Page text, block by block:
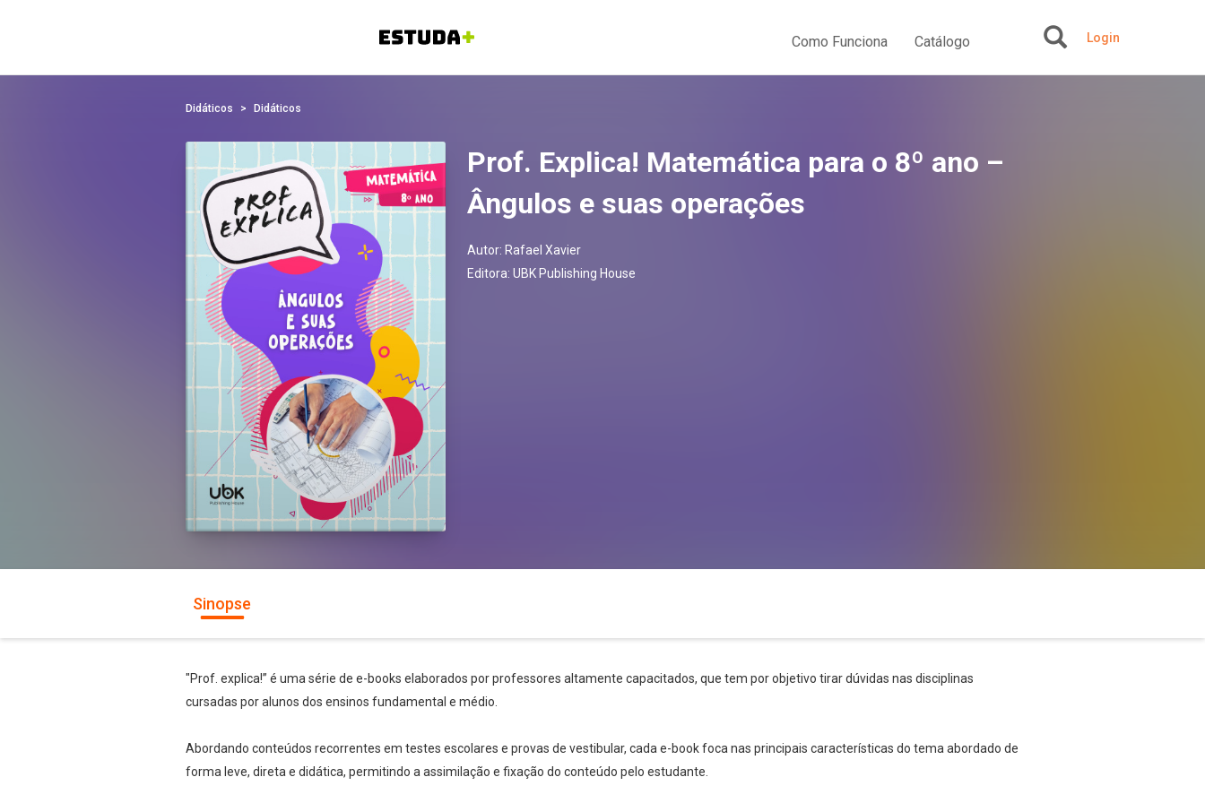
Como Funciona Catálogo Login
Didáticos Didáticos
Prof. Explica! Matemática para o 8º ano –
Ângulos e suas operações
Autor: Rafael Xavier
Editora: UBK Publishing House
Sinopse
"Prof. explica!” é uma série de e-books elaborados por professores altamente capacitados, que tem por objetivo tirar dúvidas nas disciplinas
cursadas por alunos dos ensinos fundamental e médio.
Abordando conteúdos recorrentes em testes escolares e provas de vestibular, cada e-book foca nas principais características do tema abordado de
forma leve, direta e didática, permitindo a assimilação e fixação do conteúdo pelo estudante.